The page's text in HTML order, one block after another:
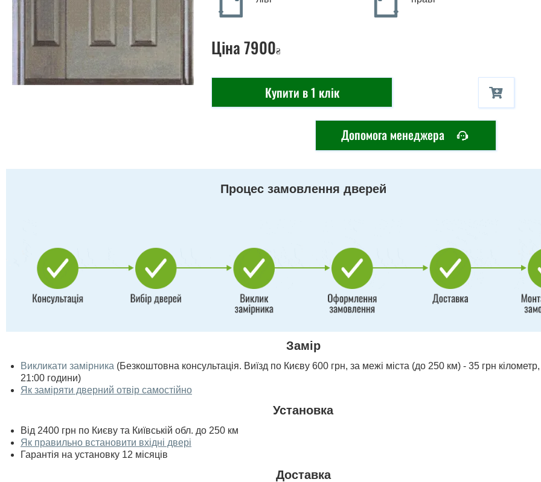
Ціна7900₴
Купити в 1 клік
Допомога менеджера
Процес замовлення дверей
Замір
Викликати замірника (Безкоштовна консультація. Виїзд по Києву 600 грн, за межі міста (до 250 км) - 35 грн
21:00 години)
Як заміряти дверний отвір самостійно
Установка
Від 2400 грн по Києву та Київській обл. до 250 км
Як правильно встановити вхідні двері
Гарантія на установку 12 місяців
Доставка